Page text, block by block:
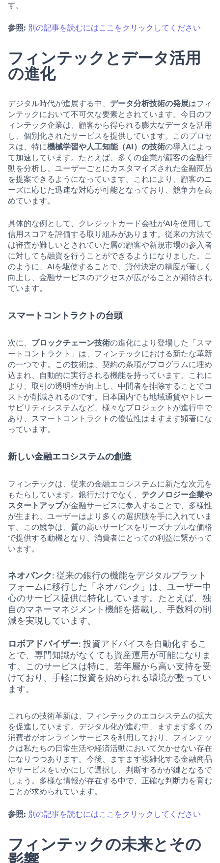
す。
参照: 別の記事を読むにはここをクリックしてください
フィンテックとデータ活用
の進化
デジタル時代が進展する中、 データ分析技術の発展はフィ
ンテックにおいて不可欠な要素とされています。今日のフ
ィンテック企業は、顧客から得られる膨大なデータを活用
し、個別化されたサービスを提供しています。このプロセ
スは、特に機械学習や人工知能（AI）の技術の導入によっ
て加速しています。たとえば、多くの企業が顧客の金融行
動を分析し、ユーザーごとにカスタマイズされた金融商品
を提案できるようになっています。これにより、顧客のニ
ーズに応じた迅速な対応が可能となっており、競争力を高
めています。
具体的な例として、クレジットカード会社がAIを使用して
信用スコアを評価する取り組みがあります。従来の方法で
は審査が難しいとされていた層の顧客や新規市場の参入者
に対しても融資を行うことができるようになりました。こ
のように、AIを駆使することで、貸付決定の精度が著しく
向上し、金融サービスのアクセスが広がることが期待され
ています。
スマートコントラクトの台頭
次に、 ブロックチェーン技術の進化により登場した「スマ
ートコントラクト」は、フィンテックにおける新たな革新
の一つです。この技術は、契約の条項がプログラムに埋め
込まれ、自動的に実行される機能を持っています。これに
より、取引の透明性が向上し、中間者を排除することでコ
ストが削減されるのです。日本国内でも地域通貨やトレー
サビリティシステムなど、様々なプロジェクトが進行中で
あり、スマートコントラクトの優位性はますます顕著にな
っています。
新しい金融エコシステムの創造
フィンテックは、従来の金融エコシステムに新たな次元を
もたらしています。銀行だけでなく、 テクノロジー企業や
スタートアップが金融サービスに参入することで、多様性
が生まれ、ユーザーはより多くの選択肢を手に入れていま
す。この競争は、質の高いサービスをリーズナブルな価格
で提供する動機となり、消費者にとっての利益に繋がって
います。
ネオバンク: 従来の銀行の機能をデジタルプラット
フォームに移行した「ネオバンク」は、ユーザー中
心のサービス提供に特化しています。たとえば、独
自のマネーマネジメント機能を搭載し、手数料の削
減を実現しています。
ロボアドバイザー: 投資アドバイスを自動化するこ
とで、専門知識がなくても資産運用が可能になりま
す。このサービスは特に、若年層から高い支持を受
けており、手軽に投資を始められる環境が整ってい
ます。
これらの技術革新は、フィンテックのエコシステムの拡大
を促進しています。デジタル化が進む中、ますます多くの
消費者がオンラインサービスを利用しており、フィンテッ
クは私たちの日常生活や経済活動において欠かせない存在
になりつつあります。今後、ますます複雑化する金融商品
やサービスをいかにして選択し、判断するかが鍵となるで
しょう。多様な情報が存在する中で、正確な判断力を育む
ことが求められています。
参照: 別の記事を読むにはここをクリックしてください
フィンテックの未来とその